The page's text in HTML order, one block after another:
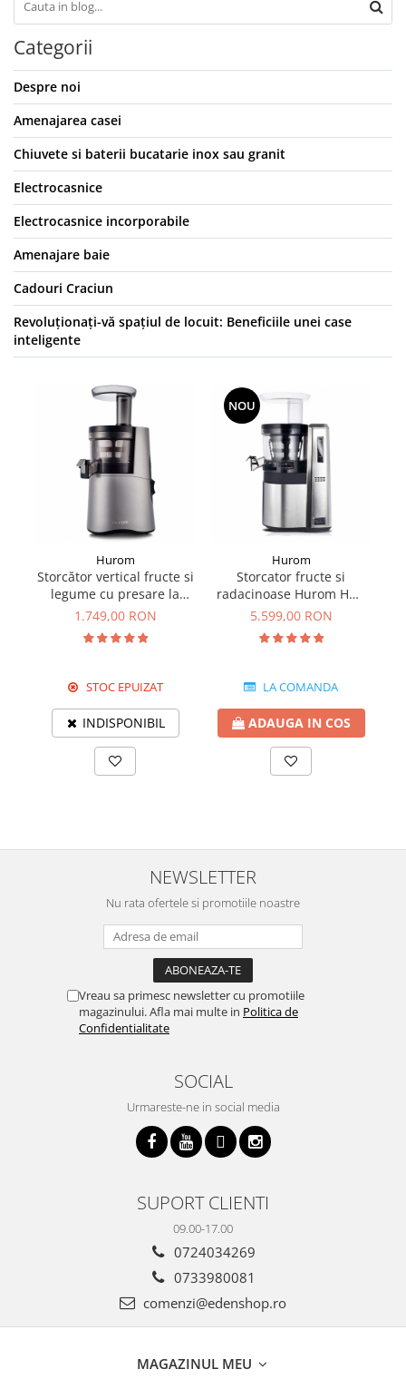
Categorii
Despre noi
Amenajarea casei
Chiuvete si baterii bucatarie inox sau granit
Electrocasnice
Electrocasnice incorporabile
Amenajare baie
Cadouri Craciun
Revoluționați-vă spațiul de locuit: Beneficiile unei case
inteligente
Hurom
Storcător vertical fructe si
legume cu presare la
rece Hurom HA Alpha
1.749,00 RON
STOC EPUIZAT
INDISPONIBIL
NOU
Hurom
Storcator fructe si
radacinoase Hurom HW-
SBE18 Comercial
5.599,00 RON
LA COMANDA
ADAUGA IN COS
NEWSLETTER
Nu rata ofertele si promotiile noastre
Vreau sa primesc newsletter cu promotiile
magazinului. Afla mai multe in Politica de
Confidentialitate
SOCIAL
Urmareste-ne in social media
SUPORT CLIENTI
09.00-17.00
0724034269
0733980081
comenzi@edenshop.ro
MAGAZINUL MEU